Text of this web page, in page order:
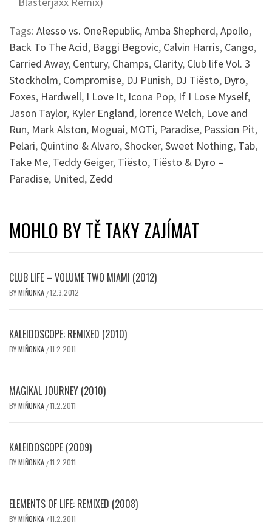
Tags: Alesso vs. OneRepublic,Amba Shepherd,Apollo,
Back To The Acid, Baggi Begovic, Calvin Harris, Cango,
Carried Away, Century, Champs, Clarity, Club life Vol. 3
Stockholm, Compromise, DJ Punish, DJ Tiësto, Dyro,
Foxes, Hardwell, I Love It, Icona Pop, If I Lose Myself,
Jason Taylor, Kyler England, lorence Welch, Love and
Run, Mark Alston, Moguai, MOTi, Paradise, Passion Pit,
Pelari, Quintino & Alvaro,Shocker,Sweet Nothing, Tab,
Take Me, Teddy Geiger, Tiësto, Tiësto & Dyro –
Paradise, United, Zedd
MOHLO BY TĚ TAKY ZAJÍMAT
CLUB LIFE – VOLUME TWO MIAMI (2012)
BYMIŇONKA /12.3.2012
KALEIDOSCOPE: REMIXED (2010)
BYMIŇONKA /11.2.2011
MAGIKAL JOURNEY (2010)
BYMIŇONKA /11.2.2011
KALEIDOSCOPE (2009)
BYMIŇONKA /11.2.2011
ELEMENTS OF LIFE: REMIXED (2008)
BYMIŇONKA /11.2.2011